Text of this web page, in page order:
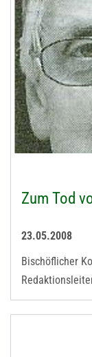
Zum Tod
23.05.2008
Bischöflicher